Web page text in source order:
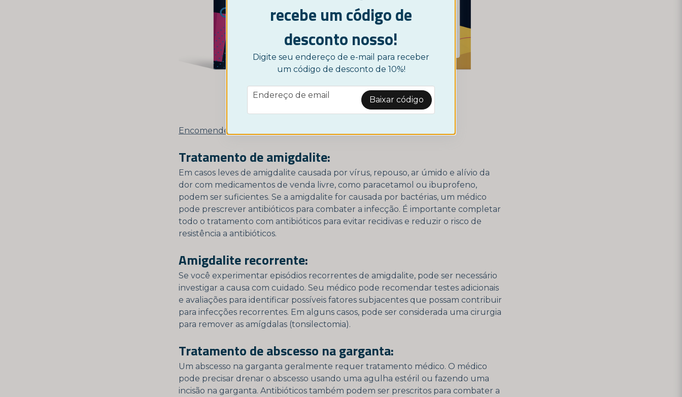
Encomende um teste caseiro para amigdalite aqui
Tratamento de amigdalite:
Em casos leves de amigdalite causada por vírus, repouso, ar úmido e alívio da
dor com medicamentos de venda livre, como paracetamol ou ibuprofeno,
podem ser suficientes. Se a amigdalite for causada por bactérias, um médico
pode prescrever antibióticos para combater a infecção. É importante completar
todo o tratamento com antibióticos para evitar recidivas e reduzir o risco de
resistência a antibióticos.
Amigdalite recorrente:
Se você experimentar episódios recorrentes de amigdalite, pode ser necessário
investigar a causa com cuidado. Seu médico pode recomendar testes adicionais
e avaliações para identificar possíveis fatores subjacentes que possam contribuir
para infecções recorrentes. Em alguns casos, pode ser considerada uma cirurgia
para remover as amígdalas (tonsilectomia).
Tratamento de abscesso na garganta:
Um abscesso na garganta geralmente requer tratamento médico. O médico
pode precisar drenar o abscesso usando uma agulha estéril ou fazendo uma
incisão na garganta. Antibióticos também podem ser prescritos para combater a
recebe um código de
desconto nosso!
Digite seu endereço de e-mail para receber
um código de desconto de 10%!
email
Endereço de email Baixar código